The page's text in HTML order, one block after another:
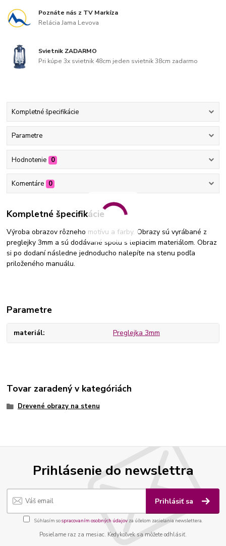
Poznáte nás z TV Markíza
Relácia Jama Levova
Svietnik ZADARMO
Pri kúpe 3x svietnik 48cm jeden svietnik 38cm zadarmo
Kompletné špecifikácie
Parametre
Hodnotenie 0
Komentáre 0
Kompletné špecifikácie
Výroba obrazov rôzneho motívu a farby. Obrazy sú vyrábané z
preglejky 3mm a sú dodávané spolu s lepiacim materiálom. Obraz
si po dodaní následne jednoducho nalepíte na stenu podľa
priloženého manuálu.
Parametre
materiál Preglejka 3mm
Tovar zaradený v kategóriách
Drevené obrazy na stenu
Prihlásenie do newslettra
Prihlásiť sa
Súhlasím sospracovaním osobných údajov za účelom zasielania newslettera.
Posielame raz za mesiac. Kedykoľvek sa môžete odhlásiť.